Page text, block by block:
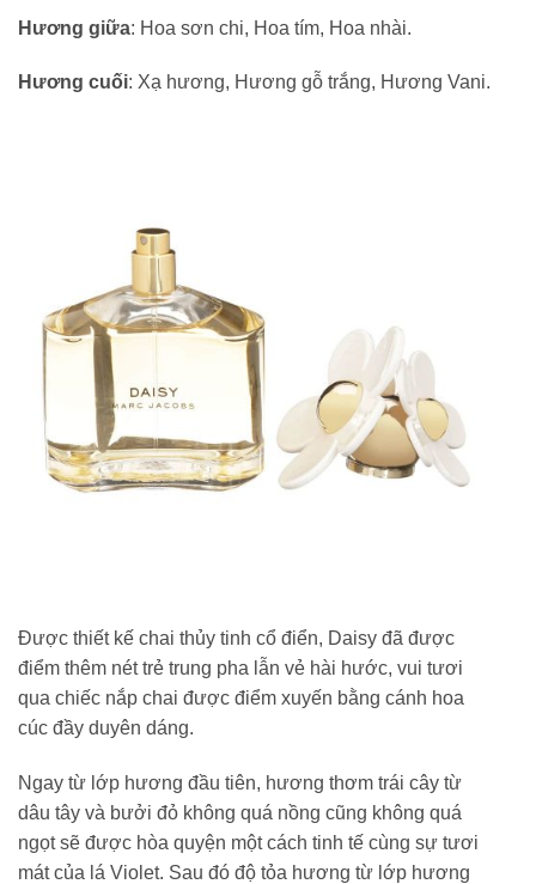
Hương giữa: Hoa sơn chi, Hoa tím, Hoa nhài.
Hương cuối: Xạ hương, Hương gỗ trắng, Hương Vani.
Được thiết kế chai thủy tinh cổ điển, Daisy đã được
điểm thêm nét trẻ trung pha lẫn vẻ hài hước, vui tươi
qua chiếc nắp chai được điểm xuyến bằng cánh hoa
cúc đầy duyên dáng.
Ngay từ lớp hương đầu tiên, hương thơm trái cây từ
dâu tây và bưởi đỏ không quá nồng cũng không quá
ngọt sẽ được hòa quyện một cách tinh tế cùng sự tươi
mát của lá Violet. Sau đó độ tỏa hương từ lớp hương